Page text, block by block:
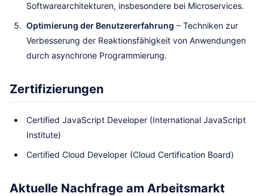
Softwarearchitekturen, insbesondere bei Microservices.
Optimierung der Benutzererfahrung – Techniken zur
Verbesserung der Reaktionsfähigkeit von Anwendungen
durch asynchrone Programmierung.
Zertifizierungen
Certified JavaScript Developer (International JavaScript
Institute)
Certified Cloud Developer (Cloud Certification Board)
Aktuelle Nachfrage am Arbeitsmarkt